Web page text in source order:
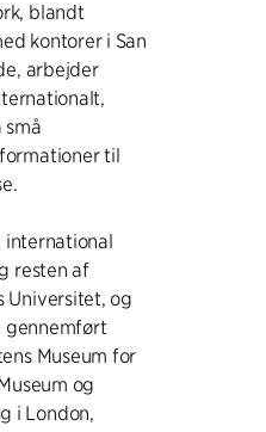
blandt
kontorer i San
arbejder
til
international
resten af
Universitet, og
gennemført
Museum for
og
i London,